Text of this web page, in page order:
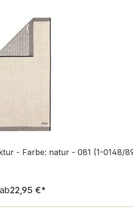
- Farbe: natur - 081 (1-0148/
Regulärer Preis:
ab22,95 €*